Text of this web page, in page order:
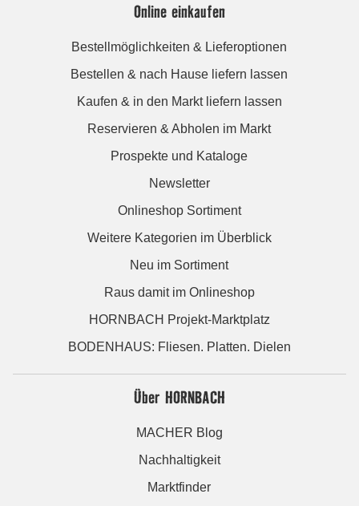
Online einkaufen
Bestellmöglichkeiten & Lieferoptionen
Bestellen & nach Hause liefern lassen
Kaufen & in den Markt liefern lassen
Reservieren & Abholen im Markt
Prospekte und Kataloge
Newsletter
Onlineshop Sortiment
Weitere Kategorien im Überblick
Neu im Sortiment
Raus damit im Onlineshop
HORNBACH Projekt-Marktplatz
BODENHAUS: Fliesen. Platten. Dielen
Über HORNBACH
MACHER Blog
Nachhaltigkeit
Marktfinder